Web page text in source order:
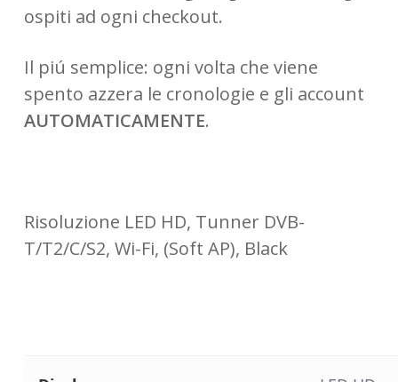
ospiti ad ogni checkout.
Il piú semplice: ogni volta che viene
spento azzera le cronologie e gli account
AUTOMATICAMENTE.
Risoluzione LED HD, Tunner DVB-
T/T2/C/S2, Wi-Fi, (Soft AP), Black